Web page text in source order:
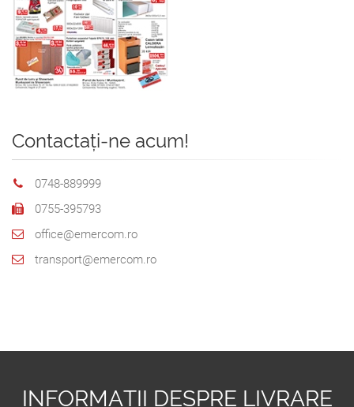
Contactați-ne acum!
0748-889999
0755-395793
office@emercom.ro
transport@emercom.ro
INFORMAȚII DESPRE LIVRARE